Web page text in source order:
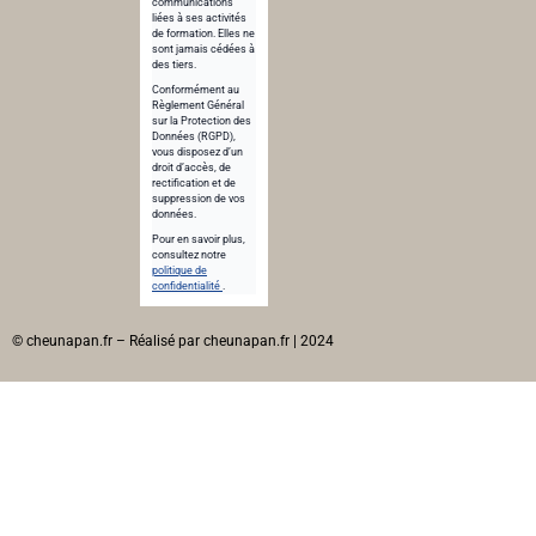
communications
liées à ses activités
de formation. Elles ne
sont jamais cédées à
des tiers.
Conformément au
Règlement Général
sur la Protection des
Données (RGPD),
vous disposez d’un
droit d’accès, de
rectification et de
suppression de vos
données.
Pour en savoir plus,
consultez notre
politique de
confidentialité .
© cheunapan.fr – Réalisé par cheunapan.fr | 2024